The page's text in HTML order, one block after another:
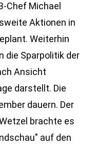
Chef Michael
Aktionen in
Weiterhin
die Sparpolitik der
Ansicht
darstellt. Die
dauern. Der
brachte es
auf den